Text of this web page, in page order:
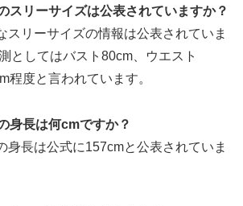
スリーサイズは公表されていますか？
スリーサイズの情報は公表されていま
としてはバスト80cm、ウエスト
程度と言われています。
身長は何cmですか？
身長は公式に157cmと公表されていま